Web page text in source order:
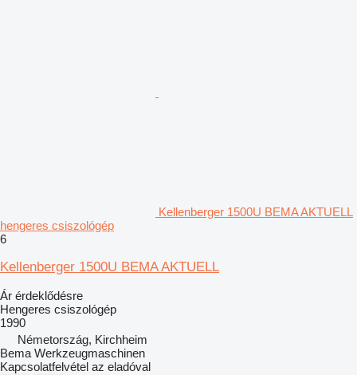
Kellenberger 1500U BEMA AKTUELL
hengeres csiszológép
6
Kellenberger 1500U BEMA AKTUELL
Ár érdeklődésre
Hengeres csiszológép
1990
Németország, Kirchheim
Bema Werkzeugmaschinen
Kapcsolatfelvétel az eladóval